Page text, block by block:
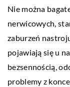
Nie można
nerwicowych,
zaburzeń
pojawiają się u
bezsennością,
problemy z